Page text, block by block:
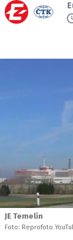
JE Temelín
Foto: Reprofoto